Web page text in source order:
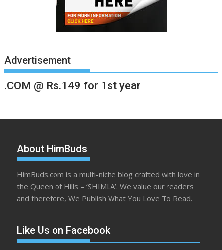
Advertisement
.COM @ Rs.149 for 1st year
About HimBuds
HimBuds.com is a multi-niche blog crafted with love in
the Queen of Hills – ‘SHIMLA’. We value our readers
and therefore, We Publish What You Love To Read.
Like Us on Facebook